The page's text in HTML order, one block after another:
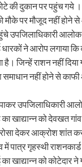
की दुकान पर पहुंच गये ।
मौके पर मौजूद नहीं होने
उपजिलाधिकारी
धारकों ने आरोप लगाया
है। जिन्हें राशन नहीं दिया
समाधान नहीं होने से
उपजिलाधिकारी
खाद्यान्न को देवखत
देकर आक्रोश शांत
पात्र गृहस्थी
खाद्यान्न को कोटेदार